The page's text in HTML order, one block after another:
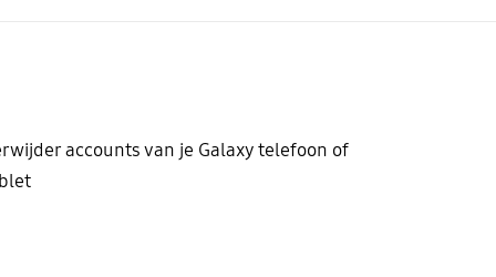
accounts van je Galaxy telefoon of